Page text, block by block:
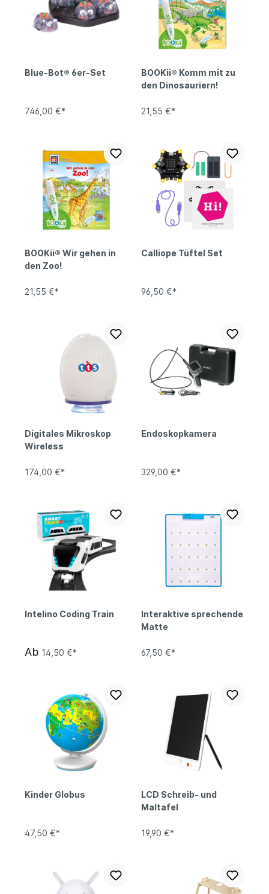
Blue-Bot® 6er-Set
746,00 €*
BOOKii® Komm mit zu
den Dinosauriern!
21,55 €*
BOOKii® Wir gehen in
den Zoo!
21,55 €*
Calliope Tüftel Set
96,50 €*
Digitales Mikroskop
Wireless
174,00 €*
Endoskopkamera
329,00 €*
Intelino Coding Train
Ab 14,50 €*
Interaktive sprechende
Matte
67,50 €*
Kinder Globus
47,50 €*
LCD Schreib- und
Maltafel
19,90 €*